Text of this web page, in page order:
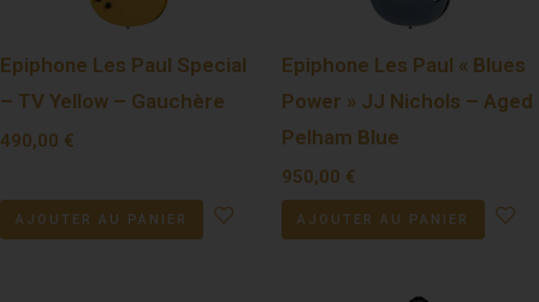
Epiphone Les Paul Special
– TV Yellow – Gauchère
490,00 €
AJOUTER AU PANIER
Epiphone Les Paul « Blues
Power » JJ Nichols – Aged
Pelham Blue
950,00 €
AJOUTER AU PANIER